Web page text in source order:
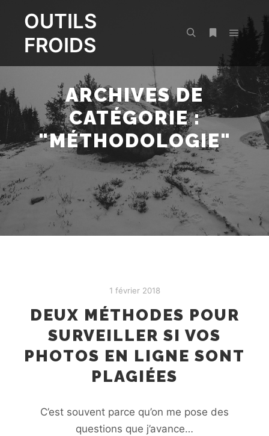
OUTILS
FROIDS
RechercherPlus d’infos
Menu
ARCHIVES DE
CATÉGORIE :
"MÉTHODOLOGIE"
1 février 2018
DEUX MÉTHODES POUR
SURVEILLER SI VOS
PHOTOS EN LIGNE SONT
PLAGIÉES
C’est souvent parce qu’on me pose des
questions que j’avance…